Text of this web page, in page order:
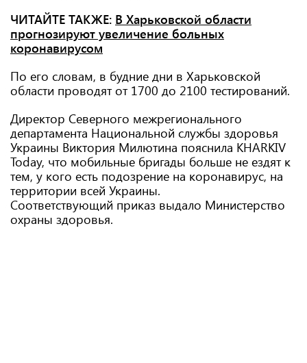
ЧИТАЙТЕ ТАКЖЕ: В Харьковской области
прогнозируют увеличение больных
коронавирусом
По его словам, в будние дни в Харьковской
области проводят от 1700 до 2100 тестирований.
Директор Северного межрегионального
департамента Национальной службы здоровья
Украины Виктория Милютина пояснила KHARKIV
Today, что мобильные бригады больше не ездят к
тем, у кого есть подозрение на коронавирус, на
территории всей Украины.
Соответствующий приказ выдало Министерство
охраны здоровья.